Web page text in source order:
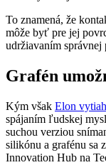
To znamená, že
môže byť pre jej
udržiavaním
Grafén
Kým však Elon
spájaním ľudskej
suchou verziou
silikónu a grafénu sa
Innovation Hub na